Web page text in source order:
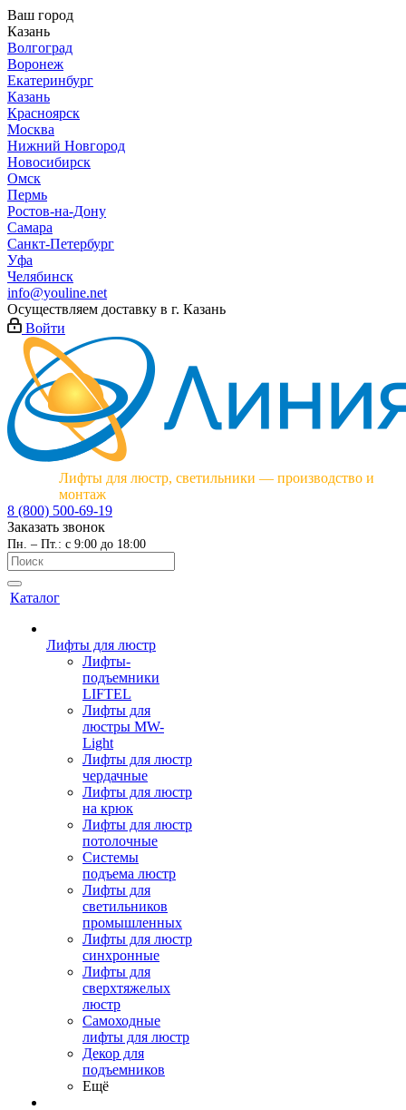
Ваш город
Казань
Волгоград
Воронеж
Екатеринбург
Казань
Красноярск
Москва
Нижний Новгород
Новосибирск
Омск
Пермь
Ростов-на-Дону
Самара
Санкт-Петербург
Уфа
Челябинск
info@youline.net
Осуществляем доставку в г. Казань
Войти
Лифты для люстр, светильники — производство и
монтаж
8 (800) 500-69-19
Заказать звонок
Пн. – Пт.: с 9:00 до 18:00
Каталог
Лифты для люстр
Лифты-
подъемники
LIFTEL
Лифты для
люстры MW-
Light
Лифты для люстр
чердачные
Лифты для люстр
на крюк
Лифты для люстр
потолочные
Системы
подъема люстр
Лифты для
светильников
промышленных
Лифты для люстр
синхронные
Лифты для
сверхтяжелых
люстр
Самоходные
лифты для люстр
Декор для
подъемников
Ещё